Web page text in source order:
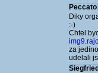
Peccato
Diky
:-)
Chtel
za
udelali
Siegfried